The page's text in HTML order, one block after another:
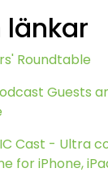
länkar
Roundtable
Guests
Cast - Ultra
for iPhone,